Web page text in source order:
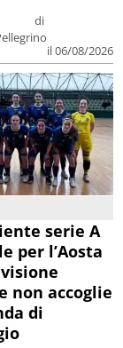
di
il 06/08/2026
serie A
per l’Aosta
non accoglie
di